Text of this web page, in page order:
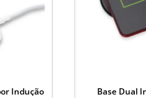
Indução Base Dual